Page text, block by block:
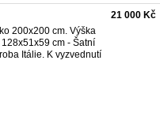
200x200 cm. Výška
cm - Šatní
Itálie. K vyzvednutí
21 000 Kč